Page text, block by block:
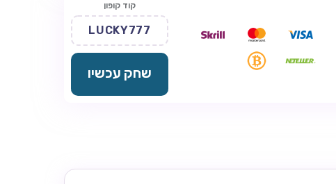
קוד קופון
LUCKY777
שחק עכשיו